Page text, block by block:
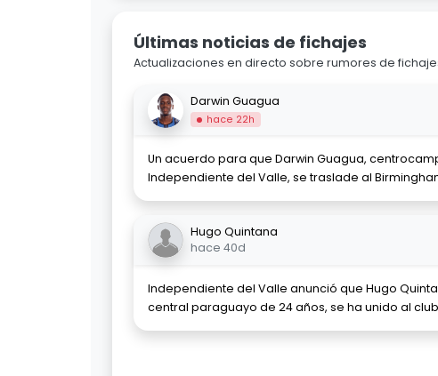
Últimas noticias de fichajes
Actualizaciones en directo sobre rumores de
Darwin Guagua
hace 22h
Un acuerdo para que Darwin Guagua,
Independiente del Valle, se traslade al
Hugo Quintana
hace 40d
Independiente del Valle anunció que Hugo
central paraguayo de 24 años, se ha unido al